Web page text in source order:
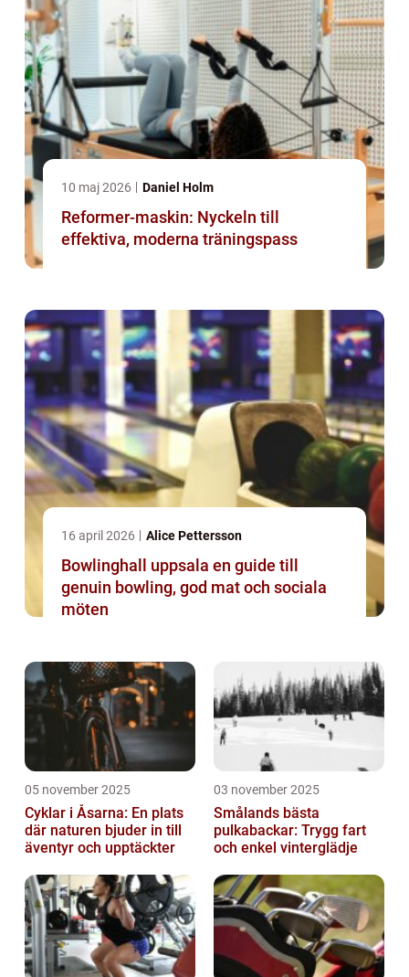
10 maj 2026 Daniel Holm
Reformer-maskin: Nyckeln till
effektiva, moderna träningspass
16 april 2026 Alice Pettersson
Bowlinghall uppsala en guide till
genuin bowling, god mat och sociala
möten
05 november 2025
Cyklar i Åsarna: En plats
där naturen bjuder in till
äventyr och upptäckter
03 november 2025
Smålands bästa
pulkabackar: Trygg fart
och enkel vinterglädje